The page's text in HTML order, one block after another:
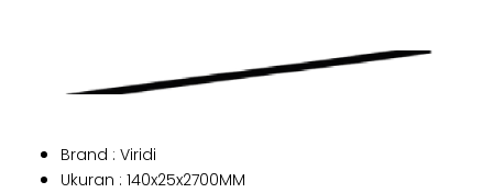
Brand : Viridi
Ukuran : 140x25x2700MM